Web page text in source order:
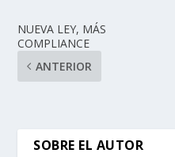
NUEVA LEY, MÁS
COMPLIANCE
ANTERIOR
SOBRE EL AUTOR